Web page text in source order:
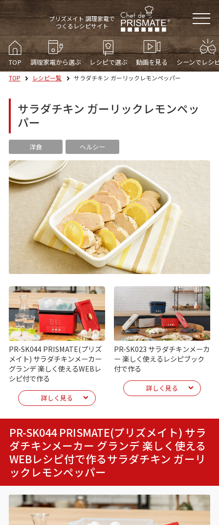
プリズメイト 調理家電で
つくるレシピサイト
TOP 調理家電から選ぶ レシピで選ぶ シーンでレシ
動画を見る
TOP レシピ一覧 サラダチキン ガーリックレモンペッパー
サラダチキン ガーリックレモンペッ
パー
洋食 ヘルシー
PR-SK044 PRISMATE(プリズ
メイト) サラダチキンメーカー
グランデ 楽しく使えるWEBレ
シピ付で作る
詳しく見る
PR-SK023 サラダチキンメーカ
ー 楽しく使えるレシピブック
付で作る
詳しく見る
PR-SK044 PRISMATE(プリズメイト) サラ
ダチキンメーカー グランデ 楽しく使える
WEBレシピ付で作るサラダチキン ガーリ
ックレモンペッパー